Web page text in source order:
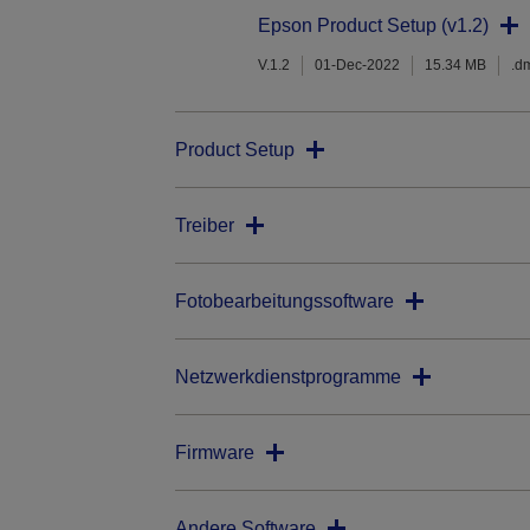
Epson Product Setup (v1.2)
V.1.2 01-Dec-2022 15.34 MB
Product Setup
Treiber
Fotobearbeitungssoftware
Netzwerkdienstprogramme
Firmware